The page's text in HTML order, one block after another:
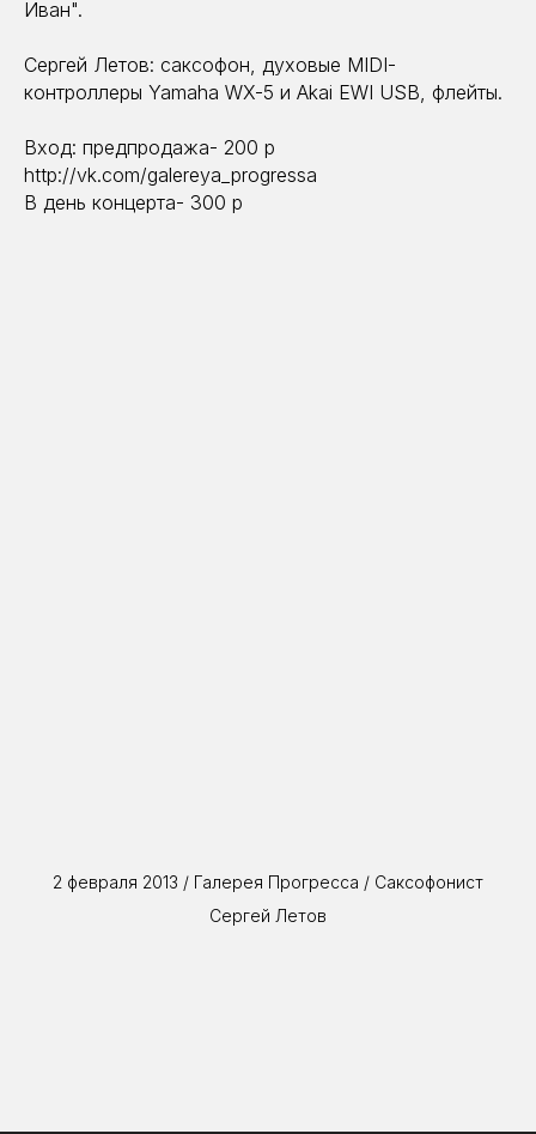
Иван".
Сергей Летов: саксофон, духовые MIDI-
контроллеры Yamaha WX-5 и Akai EWI USB, флейты.
Вход: предпродажа- 200 р
http://vk.com/galereya_progressa
В день концерта- 300 р
2 февраля 2013 / Галерея Прогресса / Саксофонист
Сергей Летов